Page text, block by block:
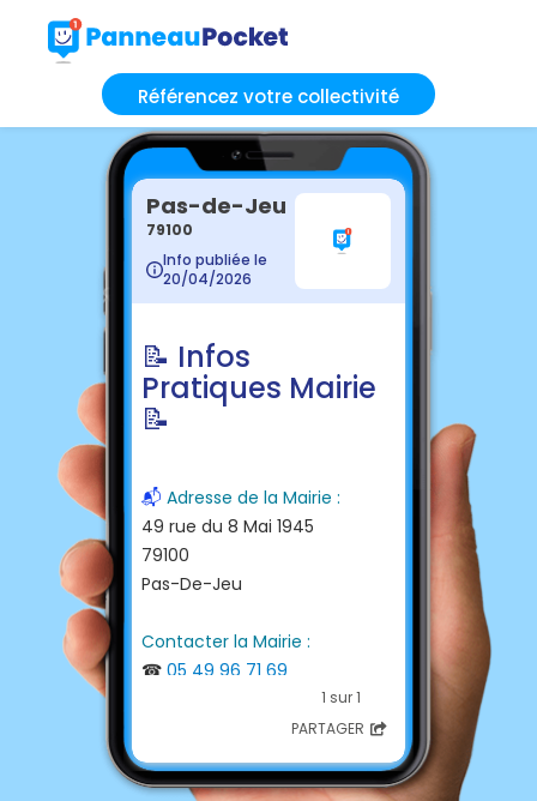
Référencez votre collectivité
Pas-de-Jeu
79100
Info publiée le
20/04/2026
📝 Infos
Pratiques Mairie
📝
📬 Adresse de la Mairie :
49 rue du 8 Mai 1945
79100
Pas-De-Jeu
Contacter la Mairie :
☎ 05 49 96 71 69
mairie.pasdejeu@orange.fr
💻
http://www.mairiepasdejeu.fr
1 sur 1
PARTAGER